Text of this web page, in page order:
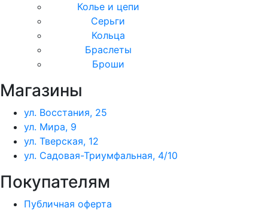
Колье и цепи
Серьги
Кольца
Браслеты
Броши
Магазины
ул. Восстания, 25
ул. Мира, 9
ул. Тверская, 12
ул. Садовая-Триумфальная, 4/10
Покупателям
Публичная оферта